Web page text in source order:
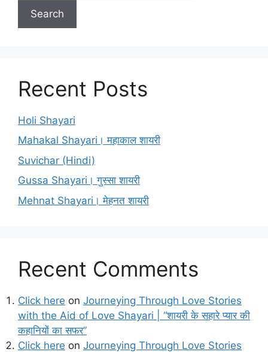
Search
Recent Posts
Holi Shayari
Mahakal Shayari। महाकाल शायरी
Suvichar (Hindi)
Gussa Shayari। गुस्सा शायरी
Mehnat Shayari। मेहनत शायरी
Recent Comments
Click here on Journeying Through Love Stories
with the Aid of Love Shayari | “शायरी के सहारे प्यार की
कहानियों का सफर”
Click here on Journeying Through Love Stories